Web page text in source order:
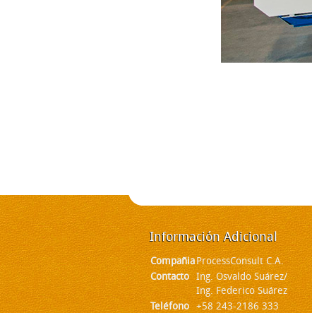
InformaciónAdicional
CompañiaProcessConsult C.A.
Contacto Ing. Osvaldo Suárez/
Ing. Federico Suárez
Teléfono +58 243-2186 333